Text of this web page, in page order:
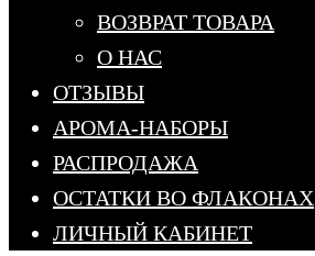
ВОЗВРАТ ТОВАРА
О НАС
ОТЗЫВЫ
АРОМА-НАБОРЫ
РАСПРОДАЖА
ОСТАТКИ ВО ФЛАКОНАХ
ЛИЧНЫЙ КАБИНЕТ